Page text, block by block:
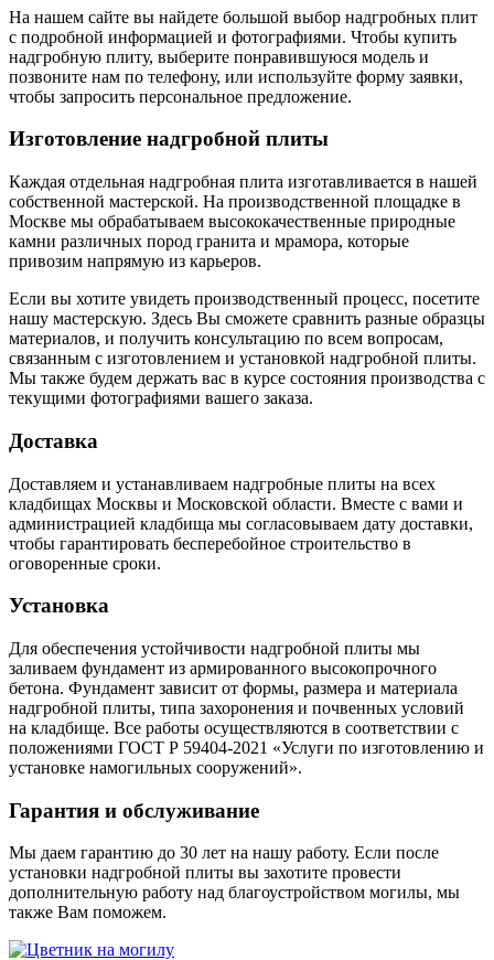
На нашем сайте вы найдете большой выбор надгробных плит
с подробной информацией и фотографиями. Чтобы купить
надгробную плиту, выберите понравившуюся модель и
позвоните нам по телефону, или используйте форму заявки,
чтобы запросить персональное предложение.
Изготовление надгробной плиты
Каждая отдельная надгробная плита изготавливается в нашей
собственной мастерской. На производственной площадке в
Москве мы обрабатываем высококачественные природные
камни различных пород гранита и мрамора, которые
привозим напрямую из карьеров.
Если вы хотите увидеть производственный процесс, посетите
нашу мастерскую. Здесь Вы сможете сравнить разные образцы
материалов, и получить консультацию по всем вопросам,
связанным с изготовлением и установкой надгробной плиты.
Мы также будем держать вас в курсе состояния производства с
текущими фотографиями вашего заказа.
Доставка
Доставляем и устанавливаем надгробные плиты на всех
кладбищах Москвы и Московской области. Вместе с вами и
администрацией кладбища мы согласовываем дату доставки,
чтобы гарантировать бесперебойное строительство в
оговоренные сроки.
Установка
Для обеспечения устойчивости надгробной плиты мы
заливаем фундамент из армированного высокопрочного
бетона. Фундамент зависит от формы, размера и материала
надгробной плиты, типа захоронения и почвенных условий
на кладбище. Все работы осуществляются в соответствии с
положениями ГОСТ Р 59404-2021 «Услуги по изготовлению и
установке намогильных сооружений».
Гарантия и обслуживание
Мы даем гарантию до 30 лет на нашу работу. Если после
установки надгробной плиты вы захотите провести
дополнительную работу над благоустройством могилы, мы
также Вам поможем.